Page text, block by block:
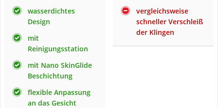
wasserdichtes
Design
mit
Reinigungsstation
mit Nano SkinGlide
Beschichtung
flexible Anpassung
an das Gesicht
vergleichsweise
schneller Verschleiß
der Klingen